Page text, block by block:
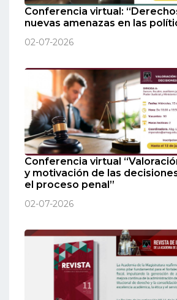
Conferencia virtual:
nuevas amenazas en las
02-07-2026
Conferencia virtual
y motivación de las
el proceso penal”
02-07-2026